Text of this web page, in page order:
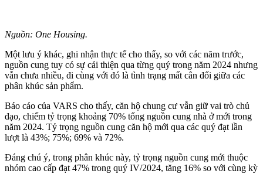
Nguồn: One Housing.
Một lưu ý khác, ghi nhận thực tế cho thấy, so với các năm trước,
nguồn cung tuy có sự cải thiện qua từng quý trong năm 2024 nhưng
vẫn chưa nhiều, đi cùng với đó là tình trạng mất cân đối giữa các
phân khúc sản phẩm.
Báo cáo của VARS cho thấy, căn hộ chung cư vẫn giữ vai trò chủ
đạo, chiếm tỷ trọng khoảng 70% tổng nguồn cung nhà ở mới trong
năm 2024. Tỷ trọng nguồn cung căn hộ mới qua các quý đạt lần
lượt là 43%; 75%; 69% và 72%.
Đáng chú ý, trong phân khúc này, tỷ trọng nguồn cung mới thuộc
nhóm cao cấp đạt 47% trong quý IV/2024, tăng 16% so với cùng kỳ